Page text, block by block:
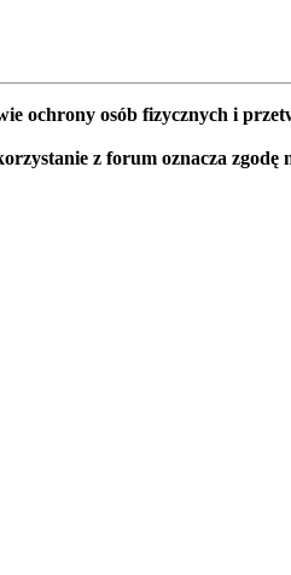
ochrony osób fizycznych i
z forum oznacza